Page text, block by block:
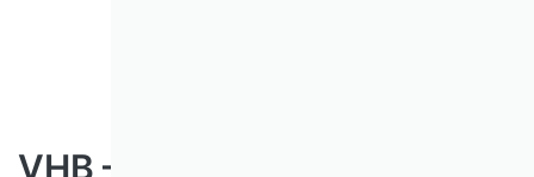
VHB – business research